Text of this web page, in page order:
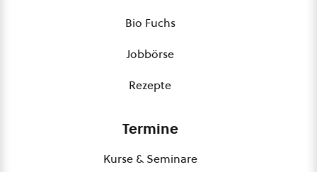
Bio Fuchs
Jobbörse
Rezepte
Termine
Kurse & Seminare